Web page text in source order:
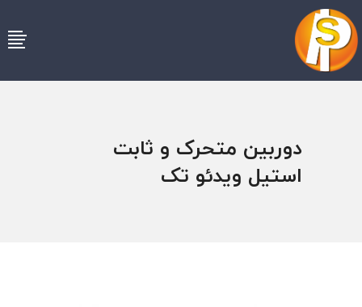
دوربین متحرک و ثابت
استیل ویدئو تک